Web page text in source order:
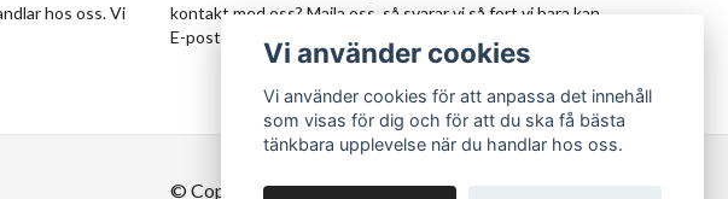
hos oss. Vi
kontakt med oss? Maila oss, så svarar vi så fort vi bara kan.
E-postadress:
© Copyright TastyPersia - Hela Sveriges persiska
Vi använder cookies
Vi använder cookies för att anpassa det innehåll
som visas för dig och för att du ska få bästa
tänkbara upplevelse när du handlar hos oss.